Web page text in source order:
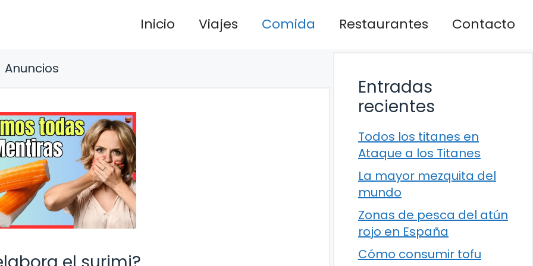
Inicio Viajes Comida Restaurantes Contacto
Anuncios
Entradas
recientes
Todos los titanes en
Ataque a los Titanes
La mayor mezquita del
mundo
Zonas de pesca del atún
rojo en España
Cómo consumir tofu